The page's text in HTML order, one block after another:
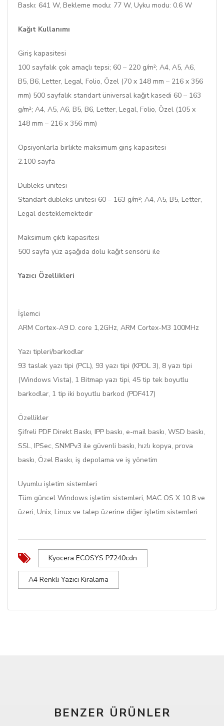
Baskı: 641 W, Bekleme modu: 77 W, Uyku modu: 0.6 W
Kağıt Kullanımı
Giriş kapasitesi
100 sayfalık çok amaçlı tepsi; 60 – 220 g/m²; A4, A5, A6,
B5, B6, Letter, Legal, Folio, Özel (70 x 148 mm – 216 x 356
mm) 500 sayfalık standart üniversal kağıt kasedi 60 – 163
g/m²; A4, A5, A6, B5, B6, Letter, Legal, Folio, Özel (105 x
148 mm – 216 x 356 mm)
Opsiyonlarla birlikte maksimum giriş kapasitesi
2.100 sayfa
Dubleks ünitesi
Standart dubleks ünitesi 60 – 163 g/m²; A4, A5, B5, Letter,
Legal desteklemektedir
Maksimum çıktı kapasitesi
500 sayfa yüz aşağıda dolu kağıt sensörü ile
Yazıcı Özellikleri
İşlemci
ARM Cortex-A9 D. core 1,2GHz, ARM Cortex-M3 100MHz
Yazı tipleri/barkodlar
93 taslak yazı tipi (PCL), 93 yazı tipi (KPDL 3), 8 yazı tipi
(Windows Vista), 1 Bitmap yazı tipi, 45 tip tek boyutlu
barkodlar, 1 tip iki boyutlu barkod (PDF417)
Özellikler
Şifreli PDF Direkt Baskı, IPP baskı, e-mail baskı, WSD baskı,
SSL, IPSec, SNMPv3 ile güvenli baskı, hızlı kopya, prova
baskı, Özel Baskı, iş depolama ve iş yönetim
Uyumlu işletim sistemleri
Tüm güncel Windows işletim sistemleri, MAC OS X 10.8 ve
üzeri, Unix, Linux ve talep üzerine diğer işletim sistemleri
Kyocera ECOSYS P7240cdn
A4 Renkli Yazıcı Kiralama
BENZER ÜRÜNLER